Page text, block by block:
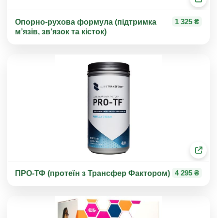
Опорно-рухова формула (підтримка
м’язів, зв’язок та кісток)
1 325 ₴
ПРО-ТФ (протеїн з Трансфер Фактором) 4 295 ₴